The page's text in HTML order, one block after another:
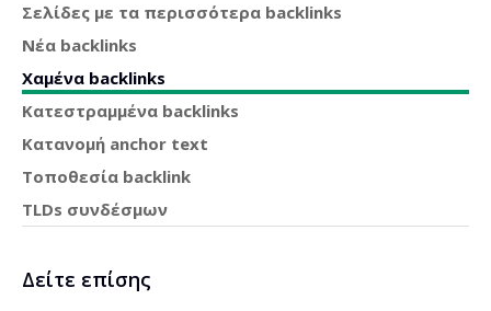
Σελίδες με τα περισσότερα backlinks
Νέα backlinks
Χαμένα backlinks
Κατεστραμμένα backlinks
Κατανομή anchor text
Τοποθεσία backlink
TLDs συνδέσμων
Δείτε επίσης